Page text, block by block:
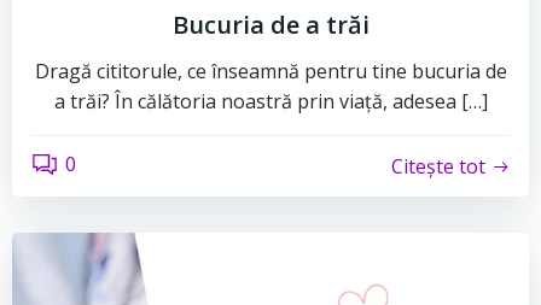
Bucuria de a trăi
Dragă cititorule, ce înseamnă pentru tine bucuria de
a trăi? În călătoria noastră prin viață, adesea […]
0 Citește tot